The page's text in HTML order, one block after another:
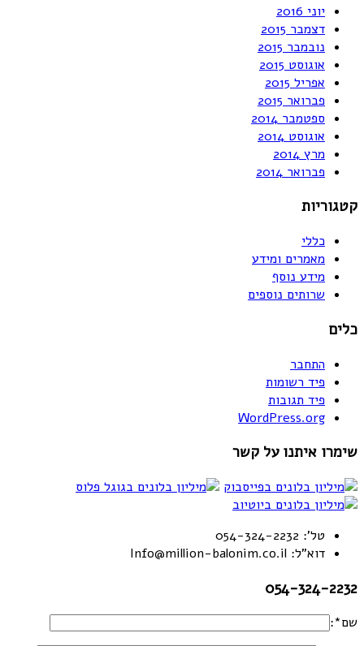
יוני 2016
דצמבר 2015
נובמבר 2015
אוגוסט 2015
אפריל 2015
פברואר 2015
ספטמבר 2014
אוגוסט 2014
מרץ 2014
פברואר 2014
קטגוריות
כללי
מאמרים ומידע
מידע נוסף
שרותים נוספים
כלים
התחבר
פיד רשומות
פיד תגובות
WordPress.org
שימרו איתנו על קשר
טל': 054-324-2232
דוא"ל: Info@million-balonim.co.il
054-324-2232
שם*: